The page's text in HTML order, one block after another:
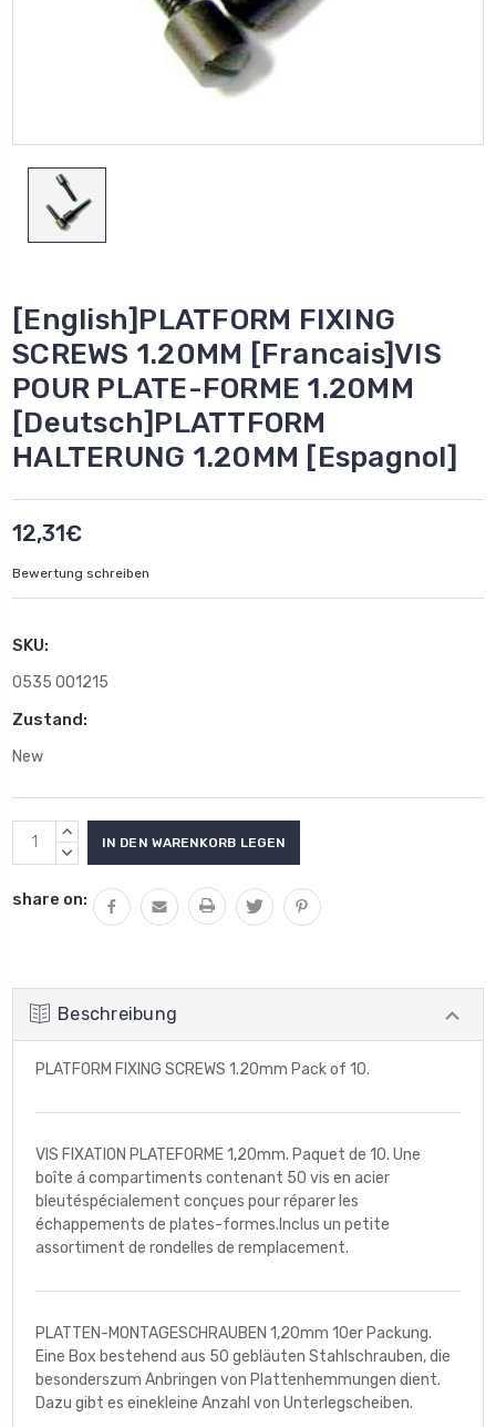
[English]PLATFORM FIXING
SCREWS 1.20MM [Francais]VIS
POUR PLATE-FORME 1.20MM
[Deutsch]PLATTFORM
HALTERUNG 1.20MM [Espagnol]
12,31€
Bewertung schreiben
SKU:
0535 001215
Zustand:
New
Aktueller
Lagerbestand:
MENGE
VON
ERHÖHEN
MENGE
UNDEFINED
VERRINGERN
share on:
Beschreibung
PLATFORM FIXING SCREWS 1.20mm Pack of 10.
VIS FIXATION PLATEFORME 1,20mm. Paquet de 10. Une
boîte á compartiments contenant 50 vis en acier
bleutéspécialement conçues pour réparer les
échappements de plates-formes.Inclus un petite
assortiment de rondelles de remplacement.
PLATTEN-MONTAGESCHRAUBEN 1,20mm 10er Packung.
Eine Box bestehend aus 50 gebläuten Stahlschrauben, die
besonderszum Anbringen von Plattenhemmungen dient.
Dazu gibt es einekleine Anzahl von Unterlegscheiben.